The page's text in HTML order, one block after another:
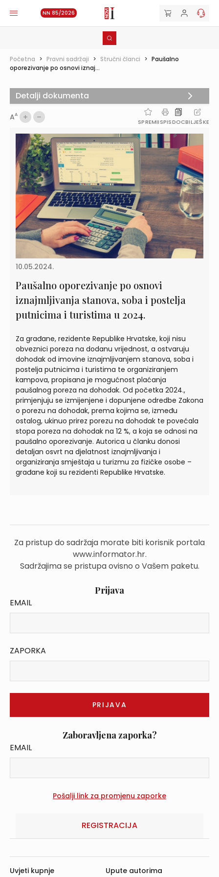
NN 85/2026
Početna > Pravni sadržaji > Stručni članci > Paušalno
oporezivanje po osnovi iznaj...
AA
SPREMIISPISDOCBILJEŠKE
10.05.2024.
Paušalno oporezivanje po osnovi
iznajmljivanja stanova, soba i postelja
putnicima i turistima u 2024.
Za građane, rezidente Republike Hrvatske, koji nisu
obveznici poreza na dodanu vrijednost, a ostvaruju
dohodak od imovine iznajmljivanjem stanova, soba i
postelja putnicima i turistima te organiziranjem
kampova, propisana je mogućnost plaćanja
paušalnog poreza na dohodak. Od početka 2024.,
primjenjuju se izmijenjene i dopunjene odredbe Zakona
o porezu na dohodak, prema kojima se, između
ostalog, ukinuo prirez porezu na dohodak te povećala
stopa poreza na dohodak na 12 %, a koja se odnosi na
paušalno oporezivanje. Autorica u članku donosi
detaljan osvrt na djelatnost iznajmljivanja i
organiziranja smještaja u turizmu za fizičke osobe –
građane koji su rezidenti Republike Hrvatske.
Za pristup do sadržaja morate biti korisnik portala
www.informator.hr.
Sadržajima se pristupa ovisno o Vašem paketu.
Prijava
EMAIL
ZAPORKA
Zaboravljena zaporka?
EMAIL
REGISTRACIJA
Detalji dokumenta
Uvjeti kupnje Upute autorima